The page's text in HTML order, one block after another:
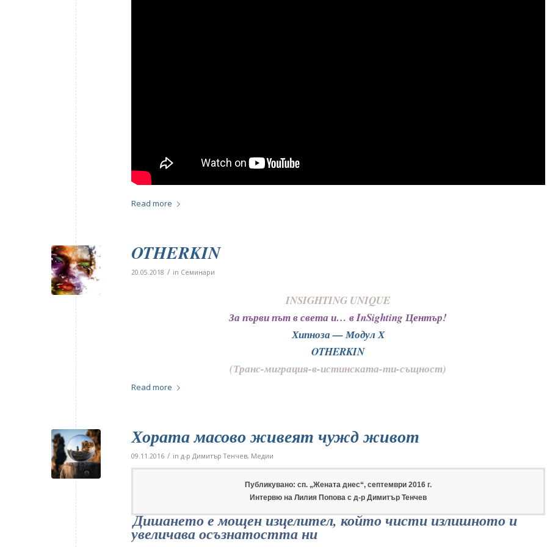
Read more
OTHERKIN
20.05.2018 / in Семинари
INSIGHTING UNIQUE
За първи път в света и… в InSighting Център!
Хипноза — Модул Х
OTHERKIN
(Транс-миграция-в-истинската-ти-същност)
Read more
Хората масово живеят чужд живот
09.11.2016 / in д-р Димитър Тенчев, Медии
Публикувано: сп. „Жената днес“, септември 2016 г.
Интервю на Лилия Попова с д-р Димитър Тенчев
Дишането е мощен изцелител, който чисти излишнотои
увеличава осъзнатостта ни